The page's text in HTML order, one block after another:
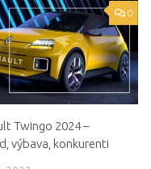
0
Twingo 2024 –
výbava, konkurenti